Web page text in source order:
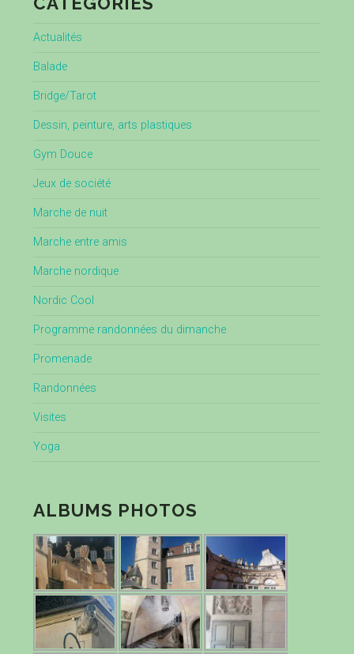
Actualités
Balade
Bridge/Tarot
Dessin, peinture, arts plastiques
Gym Douce
Jeux de société
Marche de nuit
Marche entre amis
Marche nordique
Nordic Cool
Programme randonnées du dimanche
Promenade
Randonnées
Visites
Yoga
ALBUMS PHOTOS